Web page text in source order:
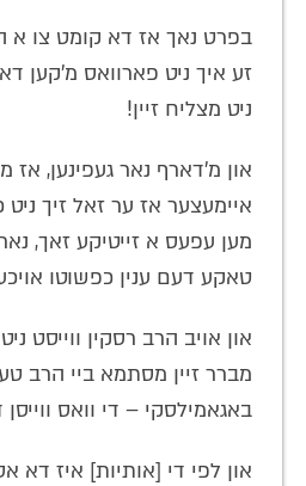
בפרט נאך אז דא קומט צו א
זע איך ניט פארוואס מ'קען
ניט מצליח זיין!
און מ'דארף נאר געפינען, אז
איימעצער אז ער זאל זיך
מען עפעס א זייטיקע זאך,
טאקע דעם ענין כפשוטו
און אויב הרב רסקין ווייסט
מברר זיין מסתמא ביי הרב
באגאמילסקי – די וואס
און לפי די [אותיות] איז דא